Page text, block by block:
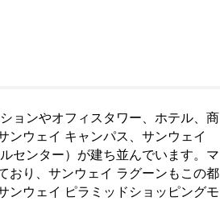
ョンやオフィスタワー、ホテル、商
ンウェイ キャンパス、サンウェイ
センター）が建ち並んでいます。マ
おり、サンウェイ ラグーンもこの都
ンウェイ ピラミッドショッピングモ